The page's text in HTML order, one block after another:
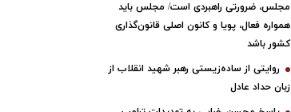
مجلس، ضرورتی راهبردی است/ مجلس باید
همواره فعال، پویا و کانون اصلی قانون‌گذاری
کشور باشد
روایتی از ساده‌زیستی رهبر شهید انقلاب از
زبان حداد عادل